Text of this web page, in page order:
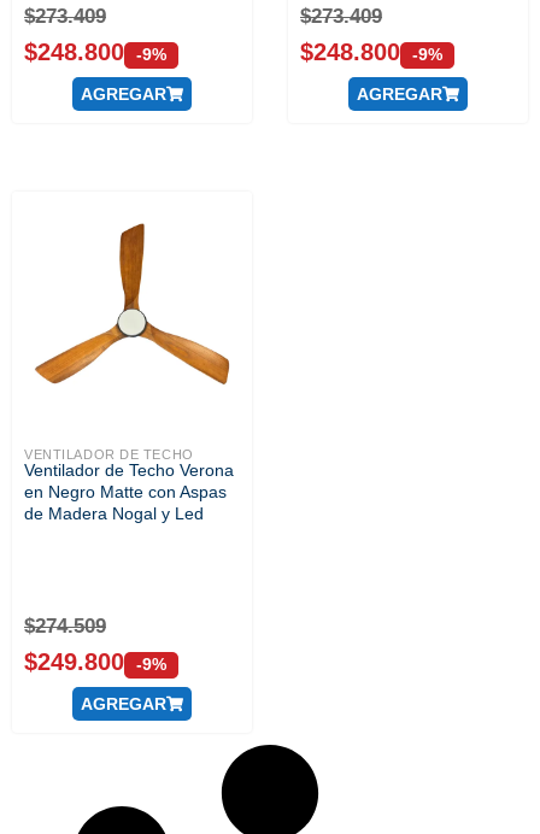
$273.409
$248.800 -9%
AGREGAR
$273.409
$248.800 -9%
AGREGAR
VENTILADOR DE TECHO
Ventilador de Techo Verona
en Negro Matte con Aspas
de Madera Nogal y Led
$274.509
$249.800 -9%
AGREGAR